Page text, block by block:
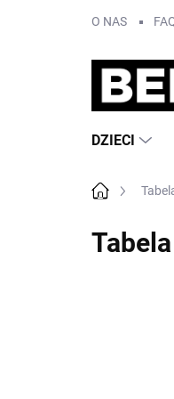
O NAS
DZIECI
Home